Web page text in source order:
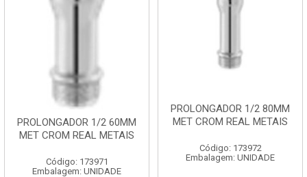
PROLONGADOR 1/2 60MM
MET CROM REAL METAIS
Código: 173971
Embalagem: UNIDADE
PROLONGADOR 1/2 80MM
MET CROM REAL METAIS
Código: 173972
Embalagem: UNIDADE